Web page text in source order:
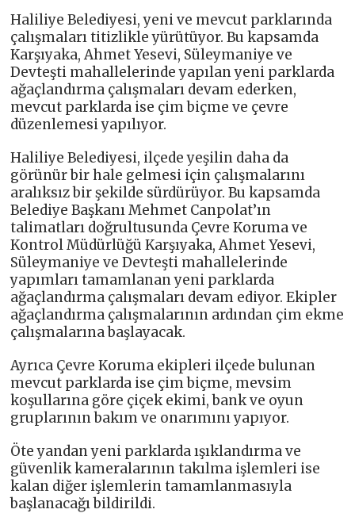
Haliliye Belediyesi, yeni ve mevcut parklarında
çalışmaları titizlikle yürütüyor. Bu kapsamda
Karşıyaka, Ahmet Yesevi, Süleymaniye ve
Devteşti mahallelerinde yapılan yeni parklarda
ağaçlandırma çalışmaları devam ederken,
mevcut parklarda ise çim biçme ve çevre
düzenlemesi yapılıyor.
Haliliye Belediyesi, ilçede yeşilin daha da
görünür bir hale gelmesi için çalışmalarını
aralıksız bir şekilde sürdürüyor. Bu kapsamda
Belediye Başkanı Mehmet Canpolat’ın
talimatları doğrultusunda Çevre Koruma ve
Kontrol Müdürlüğü Karşıyaka, Ahmet Yesevi,
Süleymaniye ve Devteşti mahallelerinde
yapımları tamamlanan yeni parklarda
ağaçlandırma çalışmaları devam ediyor. Ekipler
ağaçlandırma çalışmalarının ardından çim ekme
çalışmalarına başlayacak.
Ayrıca Çevre Koruma ekipleri ilçede bulunan
mevcut parklarda ise çim biçme, mevsim
koşullarına göre çiçek ekimi, bank ve oyun
gruplarının bakım ve onarımını yapıyor.
Öte yandan yeni parklarda ışıklandırma ve
güvenlik kameralarının takılma işlemleri ise
kalan diğer işlemlerin tamamlanmasıyla
başlanacağı bildirildi.